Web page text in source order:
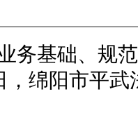
基础、规
，绵阳市平